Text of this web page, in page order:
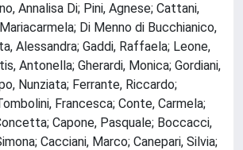
Annalisa Di; Pini, Agnese; Cattani,
Di Menno di Bucchianico,
Alessandra; Gaddi, Raffaela; Leone,
Antonella; Gherardi, Monica; Gordiani,
Nunziata; Ferrante, Riccardo;
Francesca; Conte, Carmela;
Capone, Pasquale; Boccacci,
Cacciani, Marco; Canepari, Silvia;